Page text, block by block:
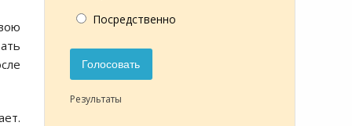
Посредственно
Голосовать
Результаты